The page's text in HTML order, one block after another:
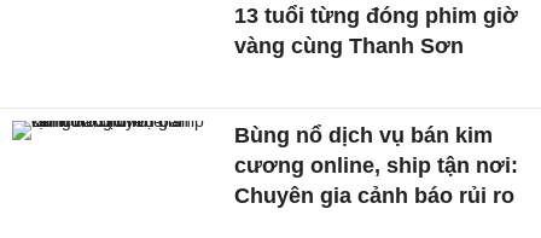
13 tuổi từng đóng phim giờ
vàng cùng Thanh Sơn
Bùng nổ dịch vụ bán kim
cương online, ship tận nơi:
Chuyên gia cảnh báo rủi ro